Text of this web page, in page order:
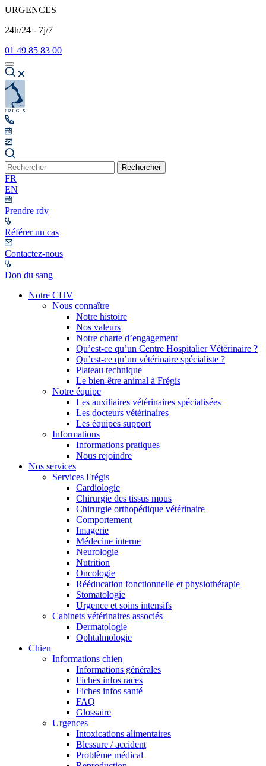
URGENCES
24h/24 - 7j/7
01 49 85 83 00
Rechercher
FR
EN
Prendre rdv
Référer un cas
Contactez-nous
Don du sang
Notre CHV
Nous connaître
Notre histoire
Nos valeurs
Notre charte d’engagement
Qu’est-ce qu’un Centre Hospitalier Vétérinaire ?
Qu’est-ce qu’un vétérinaire spécialiste ?
Plateau technique
Le bien-être animal à Frégis
Notre équipe
Les auxiliaires vétérinaires spécialisées
Les docteurs vétérinaires
Les équipes support
Informations
Informations pratiques
Nous rejoindre
Nos services
Services Frégis
Cardiologie
Chirurgie des tissus mous
Chirurgie orthopédique vétérinaire
Comportement
Imagerie
Médecine interne
Neurologie
Nutrition
Oncologie
Rééducation fonctionnelle et physiothérapie
Stomatologie
Urgence et soins intensifs
Cabinets vétérinaires associés
Dermatologie
Ophtalmologie
Chien
Informations chien
Informations générales
Fiches infos races
Fiches infos santé
FAQ
Glossaire
Urgences
Intoxications alimentaires
Blessure / accident
Problème médical